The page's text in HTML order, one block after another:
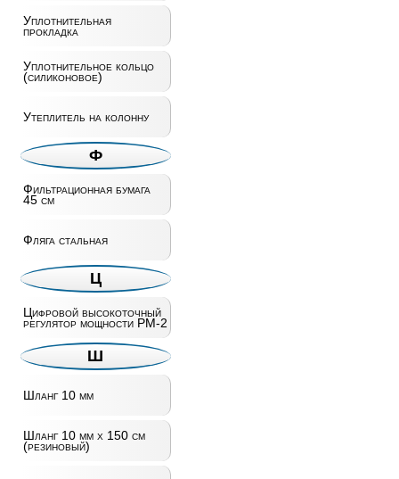
Уплотнительная
прокладка
Уплотнительное кольцо
(силиконовое)
Утеплитель на колонну
Ф
Фильтрационная бумага
45 см
Фляга стальная
Ц
Цифровой высокоточный
регулятор мощности РМ-2
Ш
Шланг 10 мм
Шланг 10 мм х 150 см
(резиновый)